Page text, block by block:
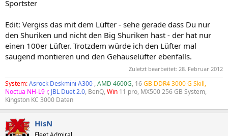
Sportster
Edit: Vergiss das mit dem Lüfter - sehe gerade dass Du nur
den Shuriken und nicht den Big Shuriken hast - der hat nur
einen 100er Lüfter. Trotzdem würde ich den Lüfter mal
saugend montieren und den Gehäuselüfter ebenfalls.
Zuletzt bearbeitet: 28. Februar 2012
System:Asrock Deskmini A300 , AMD 4600G, 16GB DDR4 3000 G Skill,
Noctua NH-L9 r, JBL Duet 2.0, BenQ, Win 11 pro, MX500 256 GB System,
Kingston KC 3000 Daten
HisN